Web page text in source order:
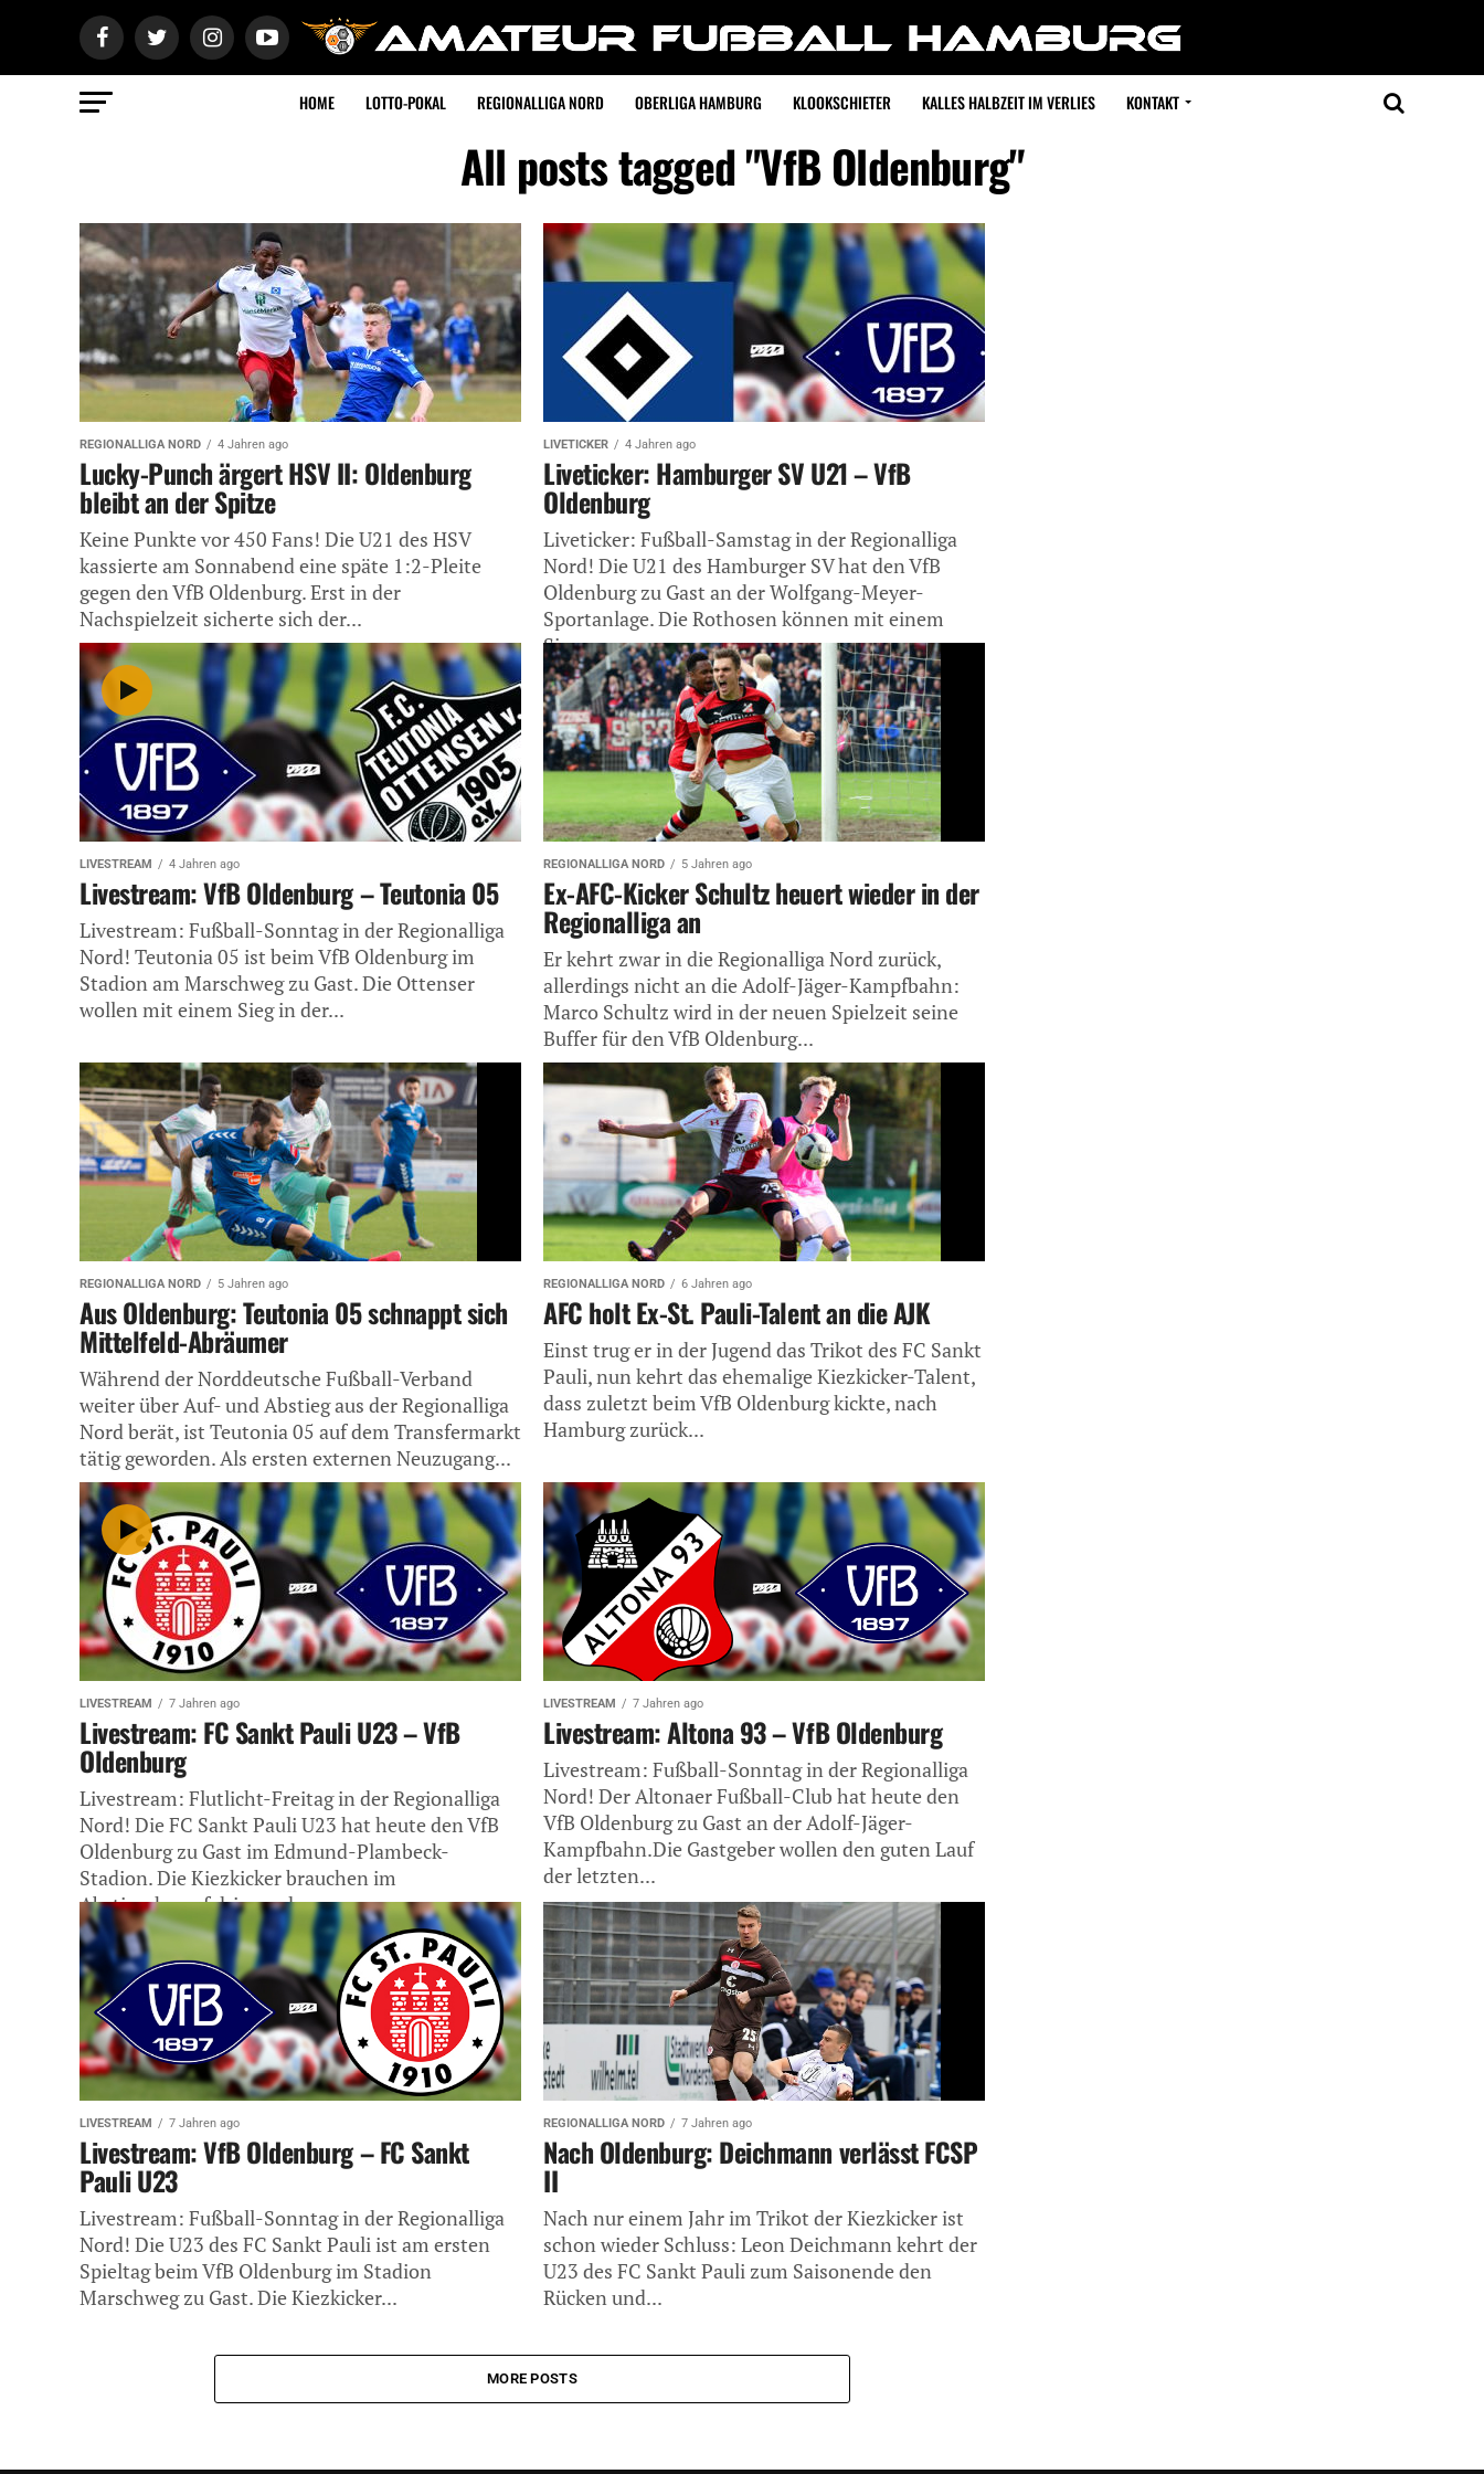
HOME LOTTO-POKAL REGIONALLIGA NORD OBERLIGA HAMBURG KLOOKSCHIETER KALLES HALBZEIT IM VERLIES KONTAKT
All posts tagged "VfB Oldenburg"
REGIONALLIGA NORD 4 Jahren ago
Lucky-Punch ärgert HSV II: Oldenburg
bleibt an der Spitze
Keine Punkte vor 450 Fans! Die U21 des HSV
kassierte am Sonnabend eine späte 1:2-Pleite
gegen den VfB Oldenburg. Erst in der
Nachspielzeit sicherte sich der...
LIVETICKER 4 Jahren ago
Liveticker: Hamburger SV U21 – VfB
Oldenburg
Liveticker: Fußball-Samstag in der Regionalliga
Nord! Die U21 des Hamburger SV hat den VfB
Oldenburg zu Gast an der Wolfgang-Meyer-
Sportanlage. Die Rothosen können mit einem
Sieg...
LIVESTREAM 4 Jahren ago
Livestream: VfB Oldenburg – Teutonia 05
Livestream: Fußball-Sonntag in der Regionalliga
Nord! Teutonia 05 ist beim VfB Oldenburg im
Stadion am Marschweg zu Gast. Die Ottenser
wollen mit einem Sieg in der...
REGIONALLIGA NORD 5 Jahren ago
Ex-AFC-Kicker Schultz heuert wieder in der
Regionalliga an
Er kehrt zwar in die Regionalliga Nord zurück,
allerdings nicht an die Adolf-Jäger-Kampfbahn:
Marco Schultz wird in der neuen Spielzeit seine
Buffer für den VfB Oldenburg...
REGIONALLIGA NORD 5 Jahren ago
Aus Oldenburg: Teutonia 05 schnappt sich
Mittelfeld-Abräumer
Während der Norddeutsche Fußball-Verband
weiter über Auf- und Abstieg aus der Regionalliga
Nord berät, ist Teutonia 05 auf dem Transfermarkt
tätig geworden. Als ersten externen Neuzugang...
REGIONALLIGA NORD 6 Jahren ago
AFC holt Ex-St. Pauli-Talent an die AJK
Einst trug er in der Jugend das Trikot des FC Sankt
Pauli, nun kehrt das ehemalige Kiezkicker-Talent,
dass zuletzt beim VfB Oldenburg kickte, nach
Hamburg zurück...
LIVESTREAM 7 Jahren ago
Livestream: FC Sankt Pauli U23 – VfB
Oldenburg
Livestream: Flutlicht-Freitag in der Regionalliga
Nord! Die FC Sankt Pauli U23 hat heute den VfB
Oldenburg zu Gast im Edmund-Plambeck-
Stadion. Die Kiezkicker brauchen im
Abstiegskampf dringend...
LIVESTREAM 7 Jahren ago
Livestream: Altona 93 – VfB Oldenburg
Livestream: Fußball-Sonntag in der Regionalliga
Nord! Der Altonaer Fußball-Club hat heute den
VfB Oldenburg zu Gast an der Adolf-Jäger-
Kampfbahn.Die Gastgeber wollen den guten Lauf
der letzten...
LIVESTREAM 7 Jahren ago
Livestream: VfB Oldenburg – FC Sankt
Pauli U23
Livestream: Fußball-Sonntag in der Regionalliga
Nord! Die U23 des FC Sankt Pauli ist am ersten
Spieltag beim VfB Oldenburg im Stadion
Marschweg zu Gast. Die Kiezkicker...
REGIONALLIGA NORD 7 Jahren ago
Nach Oldenburg: Deichmann verlässt FCSP
II
Nach nur einem Jahr im Trikot der Kiezkicker ist
schon wieder Schluss: Leon Deichmann kehrt der
U23 des FC Sankt Pauli zum Saisonende den
Rücken und...
MORE POSTS